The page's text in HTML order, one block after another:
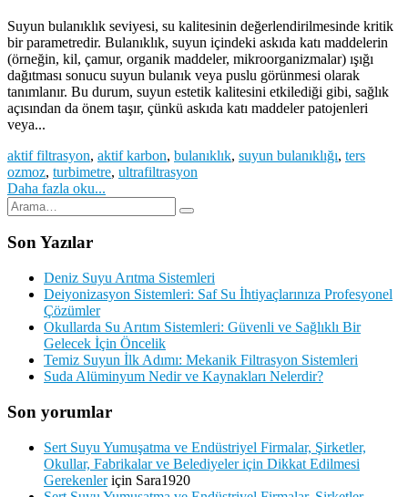
Suyun bulanıklık seviyesi, su kalitesinin değerlendirilmesinde kritik
bir parametredir. Bulanıklık, suyun içindeki askıda katı maddelerin
(örneğin, kil, çamur, organik maddeler, mikroorganizmalar) ışığı
dağıtması sonucu suyun bulanık veya puslu görünmesi olarak
tanımlanır. Bu durum, suyun estetik kalitesini etkilediği gibi, sağlık
açısından da önem taşır, çünkü askıda katı maddeler patojenleri
veya...
aktif filtrasyon, aktif karbon, bulanıklık, suyun bulanıklığı, ters
ozmoz, turbimetre, ultrafiltrasyon
Daha fazla oku...
Son Yazılar
Deniz Suyu Arıtma Sistemleri
Deiyonizasyon Sistemleri: Saf Su İhtiyaçlarınıza Profesyonel
Çözümler
Okullarda Su Arıtım Sistemleri: Güvenli ve Sağlıklı Bir
Gelecek İçin Öncelik
Temiz Suyun İlk Adımı: Mekanik Filtrasyon Sistemleri
Suda Alüminyum Nedir ve Kaynakları Nelerdir?
Son yorumlar
Sert Suyu Yumuşatma ve Endüstriyel Firmalar, Şirketler,
Okullar, Fabrikalar ve Belediyeler için Dikkat Edilmesi
Gerekenleriçin Sara1920